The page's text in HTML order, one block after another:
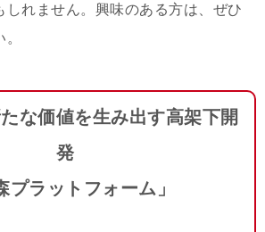
しれません。興味のある方は、ぜひ
な価値を生み出す高架下開
発
プラットフォーム」